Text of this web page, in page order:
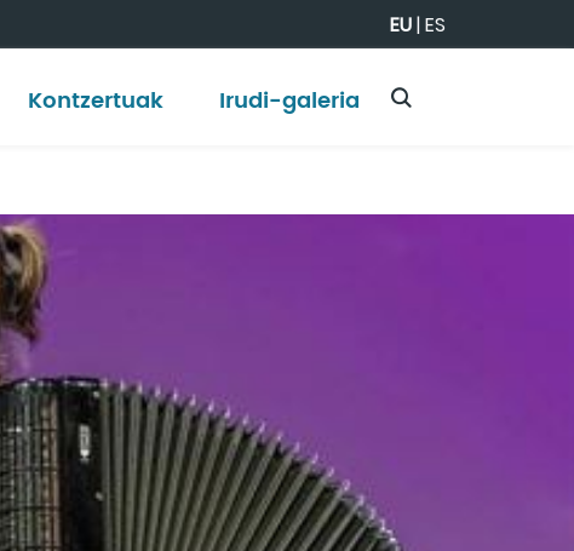
EU|ES
Kontzertuak Irudi-galeria